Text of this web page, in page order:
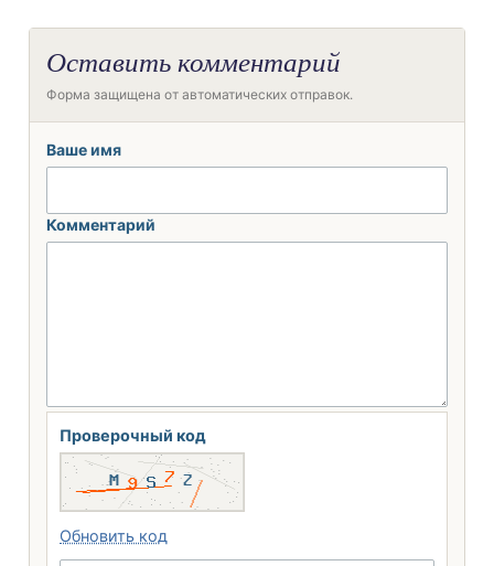
Оставить комментарий
Форма защищена от автоматических отправок.
Ваше имя
Комментарий
Проверочный код
Обновить код